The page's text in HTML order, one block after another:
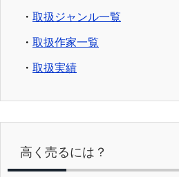
・ 取扱ジャンル一覧
・ 取扱作家一覧
・ 取扱実績
高く売るには？